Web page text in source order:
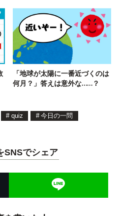
「地球が太陽に一番近づくのは
何月？」答えは意外な……？
# quiz # 今日の一問
SNSでシェア